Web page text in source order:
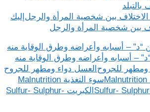
إليك
بين شخصية المرأة والرجل
– أسبابه وأعراضه وطرق الوقاية منه
العسل دواء ومطهر للجروح
سوء التغذية Malnutrition
الكبريت Sulfur- Sulphur-